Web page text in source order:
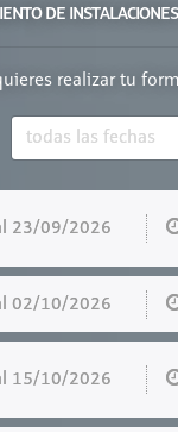
DE
realizar tu
23/09/2026
02/10/2026
15/10/2026